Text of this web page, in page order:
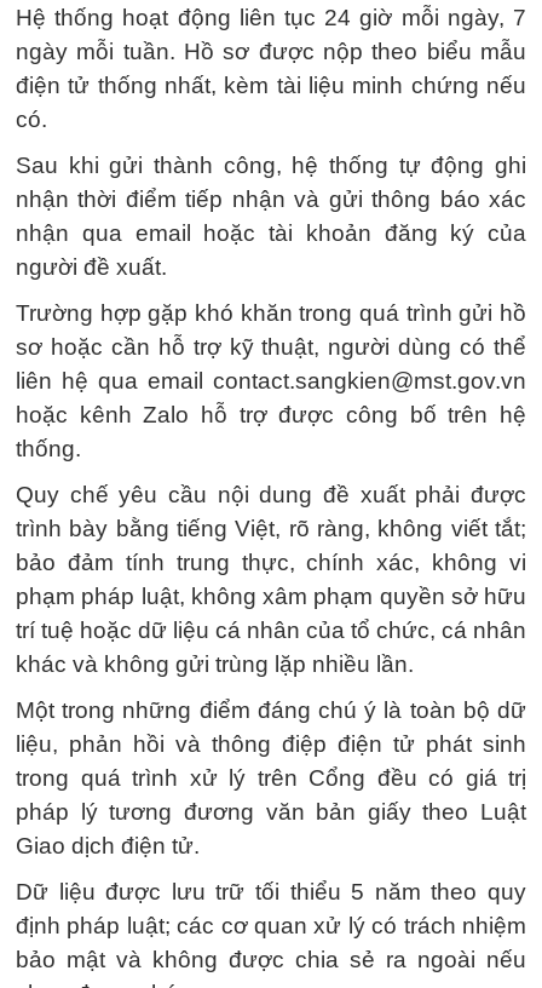
Hệ thống hoạt động liên tục 24 giờ mỗi ngày, 7
ngày mỗi tuần. Hồ sơ được nộp theo biểu mẫu
điện tử thống nhất, kèm tài liệu minh chứng nếu
có.
Sau khi gửi thành công, hệ thống tự động ghi
nhận thời điểm tiếp nhận và gửi thông báo xác
nhận qua email hoặc tài khoản đăng ký của
người đề xuất.
Trường hợp gặp khó khăn trong quá trình gửi hồ
sơ hoặc cần hỗ trợ kỹ thuật, người dùng có thể
liên hệ qua email contact.sangkien@mst.gov.vn
hoặc kênh Zalo hỗ trợ được công bố trên hệ
thống.
Quy chế yêu cầu nội dung đề xuất phải được
trình bày bằng tiếng Việt, rõ ràng, không viết tắt;
bảo đảm tính trung thực, chính xác, không vi
phạm pháp luật, không xâm phạm quyền sở hữu
trí tuệ hoặc dữ liệu cá nhân của tổ chức, cá nhân
khác và không gửi trùng lặp nhiều lần.
Một trong những điểm đáng chú ý là toàn bộ dữ
liệu, phản hồi và thông điệp điện tử phát sinh
trong quá trình xử lý trên Cổng đều có giá trị
pháp lý tương đương văn bản giấy theo Luật
Giao dịch điện tử.
Dữ liệu được lưu trữ tối thiểu 5 năm theo quy
định pháp luật; các cơ quan xử lý có trách nhiệm
bảo mật và không được chia sẻ ra ngoài nếu